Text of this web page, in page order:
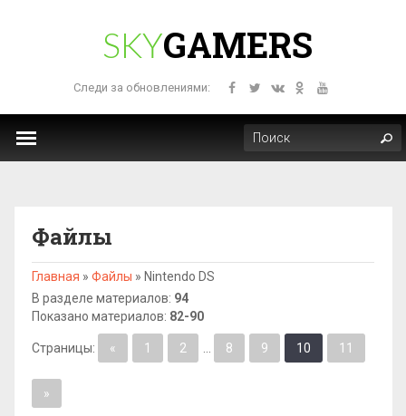
SKYGAMERS
Следи за обновлениями:
Файлы
Главная » Файлы » Nintendo DS
В разделе материалов: 94
Показано материалов: 82-90
Страницы: « 1 2 8 9 10 11
»